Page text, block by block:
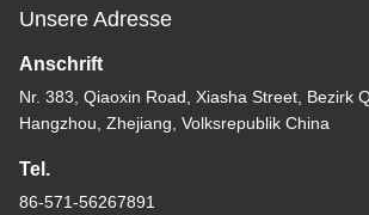
Unsere Adresse
Anschrift
Nr. 383, Qiaoxin Road, Xiasha Street, Bezirk
Hangzhou, Zhejiang, Volksrepublik China
Tel.
86-571-56267891